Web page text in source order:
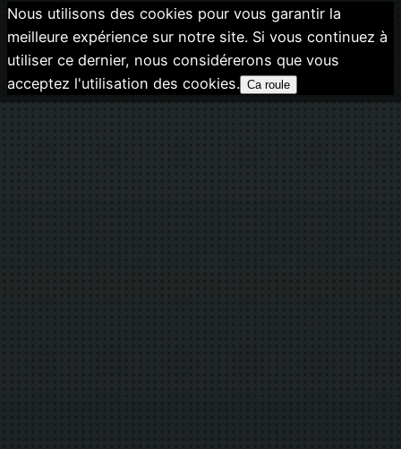
Nous utilisons des cookies pour vous garantir la
meilleure expérience sur notre site. Si vous continuez à
utiliser ce dernier, nous considérerons que vous
acceptez l'utilisation des cookies. Ca roule